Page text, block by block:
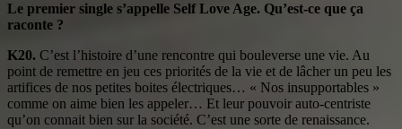
Le premier single s’appelle Self Love Age. Qu’est-ce que ça
raconte ?
K20. C’est l’histoire d’une rencontre qui bouleverse une vie. Au
point de remettre en jeu ces priorités de la vie et de lâcher un peu les
artifices de nos petites boites électriques… « Nos insupportables »
comme on aime bien les appeler… Et leur pouvoir auto-centriste
qu’on connait bien sur la société. C’est une sorte de renaissance.